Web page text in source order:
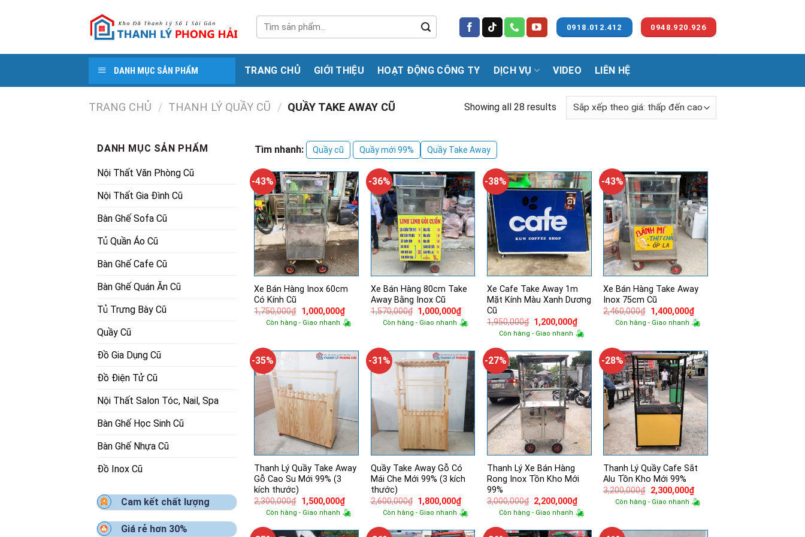
kiếm:
0918.012.412 0948.920.926
DANH MỤC SẢN PHẨM TRANG CHỦ GIỚI THIỆU HOẠT ĐỘNG CÔNG TY DỊCH VỤ VIDEO LIÊN HỆ
TRANG CHỦ / THANH LÝ QUẦY CŨ / QUẦY TAKE AWAY CŨ Showing all 28 results
DANH MỤC SẢN PHẨM
Nội Thất Văn Phòng Cũ
Nội Thất Gia Đình Cũ
Bàn Ghế Sofa Cũ
Tủ Quần Áo Cũ
Bàn Ghế Cafe Cũ
Bàn Ghế Quán Ăn Cũ
Tủ Trưng Bày Cũ
Quầy Cũ
Đồ Gia Dụng Cũ
Đồ Điện Tử Cũ
Nội Thất Salon Tóc, Nail, Spa
Bàn Ghế Học Sinh Cũ
Bàn Ghế Nhựa Cũ
Đồ Inox Cũ
Cam kết chất lượng
Giá rẻ hơn 30%
Tìm nhanh: Quầy cũ Quầy mới 99% Quầy Take Away
-43%
Xe Bán Hàng Inox 60cm
Có Kính Cũ
1,750,000₫ Giá
gốc
là:
1,000,000₫Giá
hiện
tại
Còn hàng - Giao nhanh
-36%
Xe Bán Hàng 80cm Take
Away Bằng Inox Cũ
1,570,000₫ Giá
gốc
là:
1,000,000₫Giá
hiện
tại
Còn hàng - Giao nhanh
-38%
Xe Cafe Take Away 1m
Mặt Kính Màu Xanh Dương
Cũ
1,950,000₫ Giá
gốc
là:
1,200,000₫Giá
hiện
tại
1,200,000₫.
Còn hàng - Giao nhanh
-43%
Xe Bán Hàng Take Away
Inox 75cm Cũ
2,460,000₫ Giá
gốc
là:
1,400,000₫Giá
hiện
tại
Còn hàng - Giao nhanh
-35%
Thanh Lý Quầy Take Away
Gỗ Cao Su Mới 99% (3
kích thước)
2,300,000₫ Giá
gốc
là:
1,500,000₫Giá
hiện
tại
1,500,000₫.
Còn hàng - Giao nhanh
-31%
Quầy Take Away Gỗ Có
Mái Che Mới 99% (3 kích
thước)
2,600,000₫ Giá
gốc
là:
1,800,000₫Giá
hiện
tại
1,800,000₫.
Còn hàng - Giao nhanh
-27%
Thanh Lý Xe Bán Hàng
Rong Inox Tồn Kho Mới
99%
3,000,000₫ Giá
gốc
là:
2,200,000₫Giá
hiện
tại
2,200,000₫.
Còn hàng - Giao nhanh
-28%
Thanh Lý Quầy Cafe Sắt
Alu Tồn Kho Mới 99%
3,200,000₫ Giá
gốc
là:
2,300,000₫Giá
hiện
tại
Còn hàng - Giao nhanh